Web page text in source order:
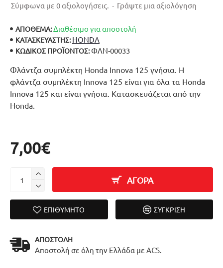
Φλάντζα συμπλέκτη Honda Innova 125 γνήσια. Η
φλάντζα συμπλέκτη Innova 125 είναι για όλα τα Honda
Innova 125 και είναι γνήσια. Κατασκευάζεται από την
Honda.
ΑΠΟΘΕΜΑ:Διαθέσιμο για αποστολή
ΚΑΤΑΣΚΕΥΑΣΤΉΣ: HONDA
ΚΩΔΙΚΌΣ ΠΡΟΪΌΝΤΟΣ:ΦΛΝ-00033
Σύμφωνα με 0 αξιολογήσεις. - Γράψτε μια αξιολόγηση
7,00€
ΑΓΟΡΑ
ΕΠΙΘΥΜΗΤΌ ΣΎΓΚΡΙΣΗ
ΑΠΟΣΤΟΛΉ
Αποστολή σε όλη την Ελλάδα με ACS.